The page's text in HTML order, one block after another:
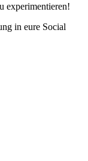
experimentieren!
in eure Social